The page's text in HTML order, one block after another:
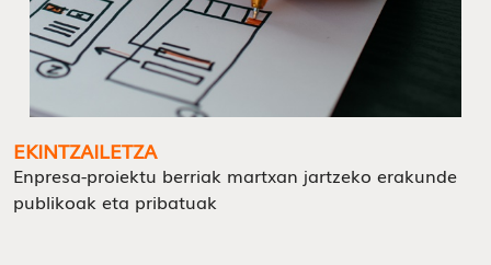
EKINTZAILETZA
Enpresa-proiektu berriak martxan jartzeko erakunde
publikoak eta pribatuak